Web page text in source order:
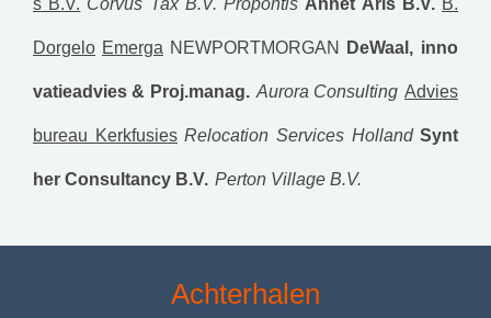
s B.V. Corvus Tax B.V. Propontis Annet Aris B.V. B.
Dorgelo Emerga NEWPORTMORGAN DeWaal, inno
vatieadvies & Proj.manag. Aurora Consulting Advies
bureau Kerkfusies Relocation Services Holland Synt
her Consultancy B.V. Perton Village B.V.
Achterhalen